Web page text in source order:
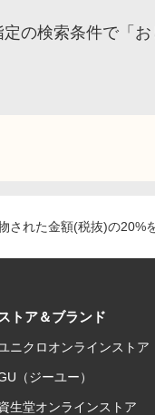
定の検索条件で「
れた金額(税抜)の20%
ストア＆ブランド
ニクロオンラインストア
（ジーユー）
生堂オンラインストア